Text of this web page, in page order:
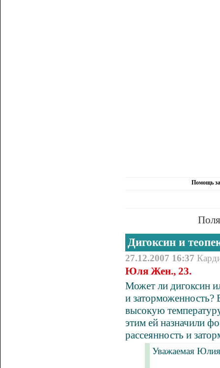
Помощь
Дигоксин и
27.12.2007 16:37
Юля Жен., 23.
Может ли дигоксин
и заторможенность?
высокую
этим ей назначили
рассеянность и
Уважаемая